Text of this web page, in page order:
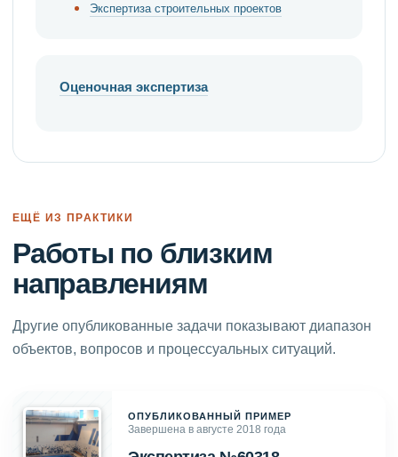
Экспертиза строительных проектов
Оценочная экспертиза
ЕЩЁ ИЗ ПРАКТИКИ
Работы по близким
направлениям
Другие опубликованные задачи показывают диапазон
объектов, вопросов и процессуальных ситуаций.
ОПУБЛИКОВАННЫЙ ПРИМЕР
Завершена в августе 2018 года